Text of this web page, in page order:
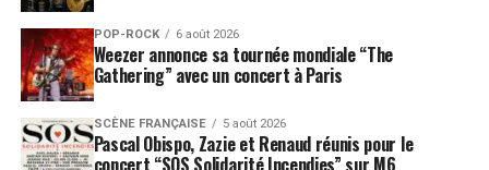
POP-ROCK 6 août 2026
Weezer annonce sa tournée mondiale “The
Gathering” avec un concert à Paris
SCÈNE FRANÇAISE 5 août 2026
Pascal Obispo, Zazie et Renaud réunis pour le
concert “SOS Solidarité Incendies” sur M6